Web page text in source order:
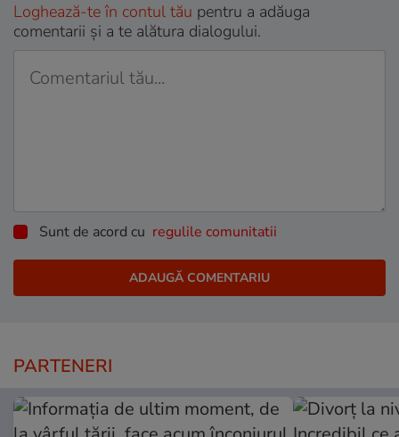
Loghează-te în contul tău pentru a adăuga
comentarii și a te alătura dialogului.
Sunt de acord cu regulile comunitatii
PARTENERI